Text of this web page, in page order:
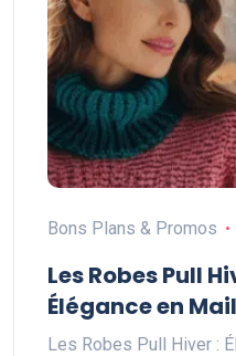
Bons Plans & Promos
Les Robes Pull
Élégance en
Les Robes Pull Hiver :